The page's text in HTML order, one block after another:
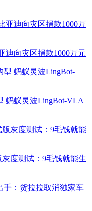
迪向灾区捐款1000万元
蚂蚁灵波LingBot-VLA
灰度测试：9毛钱就能生